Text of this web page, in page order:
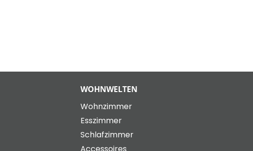
WOHNWELTEN
Wohnzimmer
Esszimmer
Schlafzimmer
Accessoires